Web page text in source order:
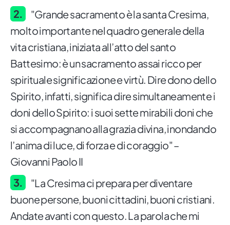
"Grande sacramento è la santa Cresima,
molto importante nel quadro generale della
vita cristiana, iniziata all’atto del santo
Battesimo: è un sacramento assai ricco per
spirituale significazione e virtù. Dire dono dello
Spirito, infatti, significa dire simultaneamente i
doni dello Spirito: i suoi sette mirabili doni che
si accompagnano alla grazia divina, inondando
l’anima di luce, di forza e di coraggio" –
Giovanni Paolo II
"La Cresima ci prepara per diventare
buone persone, buoni cittadini, buoni cristiani.
Andate avanti con questo. La parola che mi